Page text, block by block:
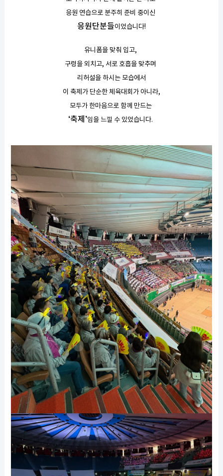
응원 연습으로 분주히 준비 중이신
응원단분들이었습니다!
유니폼을 맞춰 입고,
구령을 외치고, 서로 호흡을 맞추며
리허설을 하시는 모습에서
이 축제가 단순한 체육대회가 아니라,
모두가 한마음으로 함께 만드는
‘축제’임을 느낄 수 있었습니다.